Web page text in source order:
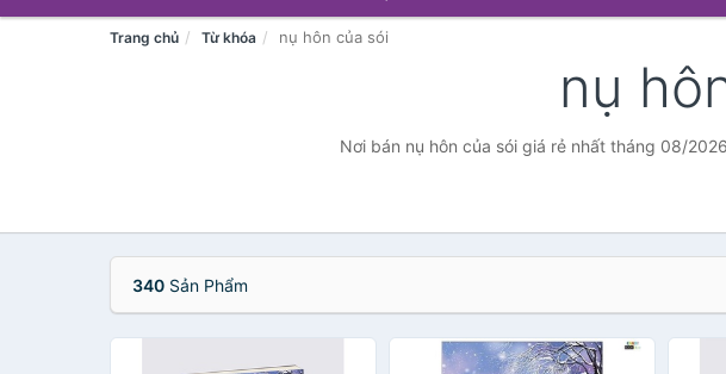
Trang chủ Từ khóa nụ hôn của sói
nụ
Nơi bán nụ hôn của sói giá rẻ nhất tháng 08/
340 Sản Phẩm